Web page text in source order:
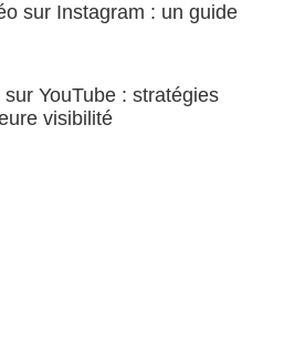
sur Instagram : un guide
YouTube : stratégies
visibilité